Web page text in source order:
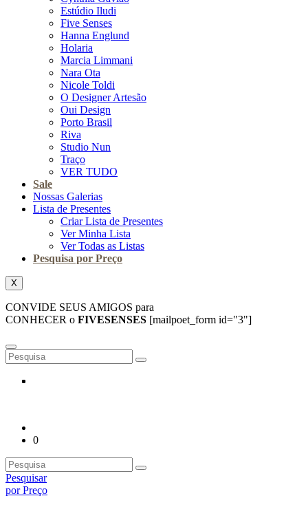
Estúdio Iludi
Five Senses
Hanna Englund
Holaria
Marcia Limmani
Nara Ota
Nicole Toldi
O Designer Artesão
Oui Design
Porto Brasil
Riva
Studio Nun
Traço
VER TUDO
Sale
Nossas Galerias
Lista de Presentes
Criar Lista de Presentes
Ver Minha Lista
Ver Todas as Listas
Pesquisa por Preço
X
CONVIDE SEUS AMIGOS para
CONHECER o FIVESENSES [mailpoet_form id="3"]
0
Pesquisar
por Preço